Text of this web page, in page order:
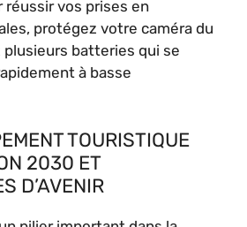
réussir vos prises en
protégez votre caméra du
batteries qui se
à basse
TOURISTIQUE
2030 ET
D’AVENIR